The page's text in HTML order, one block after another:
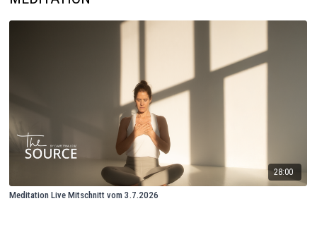
28:00
Meditation Live Mitschnitt vom 3.7.2026